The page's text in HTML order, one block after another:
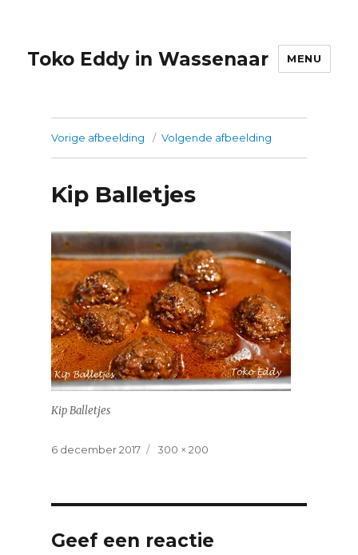
Toko Eddy in Wassenaar MENU
Vorige afbeelding Volgende afbeelding
Kip Balletjes
Kip Balletjes
Geplaatst
6 december 2017
Volledige
300 × 200
Geef een reactie